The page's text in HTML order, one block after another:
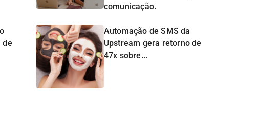
comunicação.
de
Automação de SMS da
Upstream gera retorno de
47x sobre...